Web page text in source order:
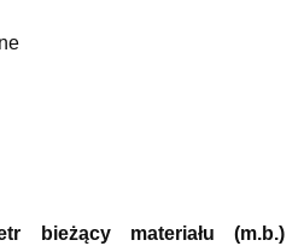
bieżący materiału (m.b.)